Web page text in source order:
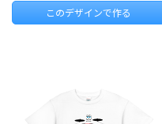
このデザインで作る